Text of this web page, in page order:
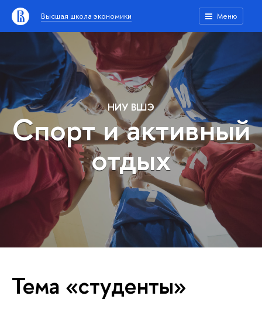
Высшая школа экономики Меню
НИУ ВШЭ
Спорт и активный
отдых
Тема «студенты»